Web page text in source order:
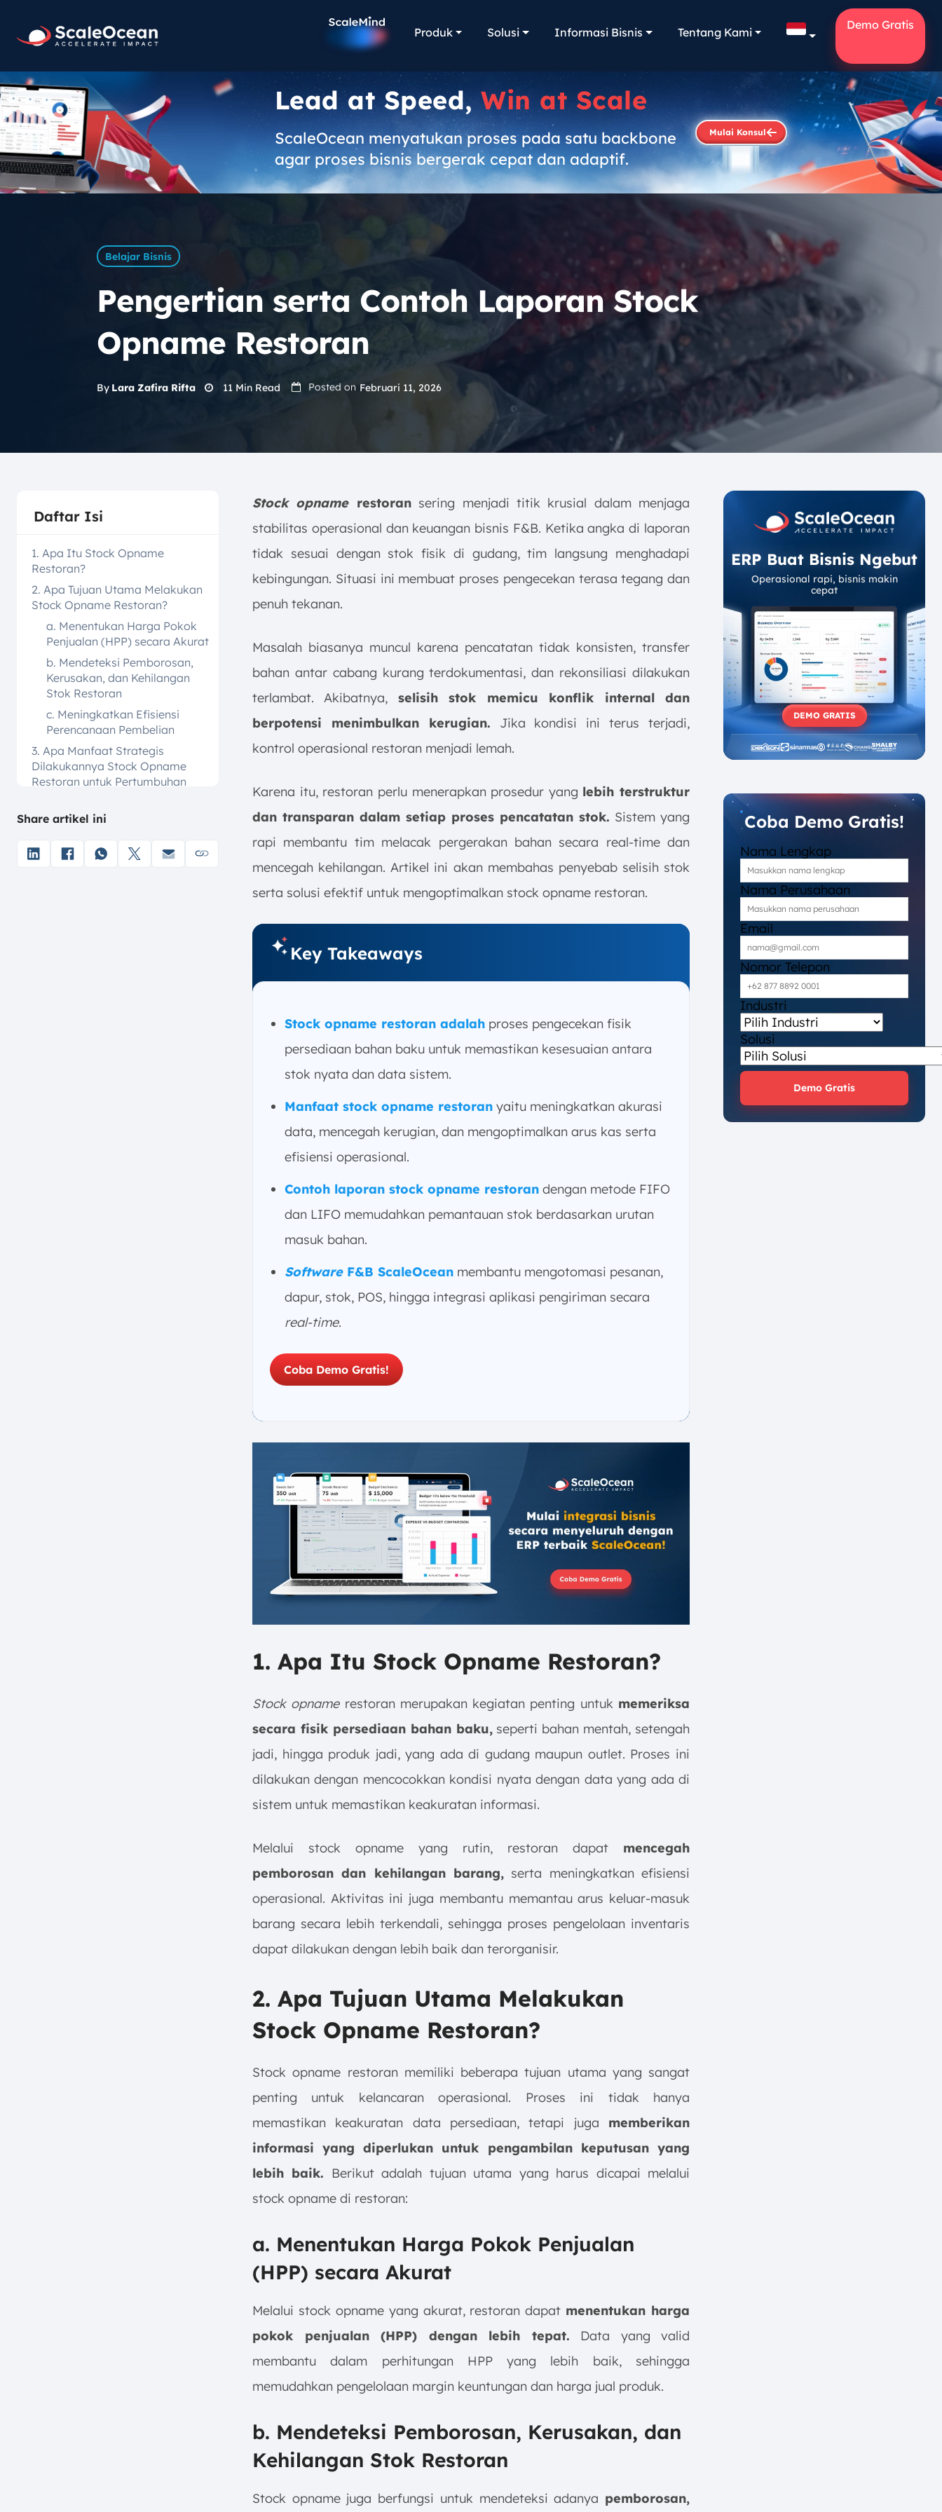
Produk Solusi Informasi Bisnis Tentang Kami
Demo Gratis
Lead at Speed,Win at Scale
ScaleOcean menyatukan proses pada satu backbone
agar proses bisnis bergerak cepat dan adaptif.
Mulai Konsul
Belajar Bisnis
Pengertian serta Contoh Laporan Stock
Opname Restoran
By Lara Zafira Rifta 11 Min Read Posted on Februari 11, 2026
Daftar Isi
1. Apa Itu Stock Opname
Restoran?
2. Apa Tujuan Utama Melakukan
Stock Opname Restoran?
a. Menentukan Harga Pokok
Penjualan (HPP) secara Akurat
b. Mendeteksi Pemborosan,
Kerusakan, dan Kehilangan
Stok Restoran
c. Meningkatkan Efisiensi
Perencanaan Pembelian
3. Apa Manfaat Strategis
Dilakukannya Stock Opname
Restoran untuk Pertumbuhan
a. Mengontrol Margin
HPP
b. Mencegah Kerugian Akibat
Share artikel ini
Stock opnamerestoransering menjadi titik krusial dalam menjaga
stabilitas operasional dan keuangan bisnis F&B. Ketika angka di laporan
tidak sesuai dengan stok fisik di gudang, tim langsung menghadapi
kebingungan. Situasi ini membuat proses pengecekan terasa tegang dan
penuh tekanan.
Masalah biasanya muncul karena pencatatan tidak konsisten, transfer
bahan antar cabang kurang terdokumentasi, dan rekonsiliasi dilakukan
terlambat. Akibatnya, selisih stok memicu konflik internal dan
berpotensi menimbulkan kerugian. Jika kondisi ini terus terjadi,
kontrol operasional restoran menjadi lemah.
Karena itu, restoran perlu menerapkan prosedur yang lebih terstruktur
dan transparan dalam setiap proses pencatatan stok. Sistem yang
rapi membantu tim melacak pergerakan bahan secara real-time dan
mencegah kehilangan. Artikel ini akan membahas penyebab selisih stok
serta solusi efektif untuk mengoptimalkan stock opname restoran.
Key Takeaways
Stock opname restoran adalah proses pengecekan fisik
persediaan bahan baku untuk memastikan kesesuaian antara
stok nyata dan data sistem.
Manfaat stock opname restoran yaitu meningkatkan akurasi
data, mencegah kerugian, dan mengoptimalkan arus kas serta
efisiensi operasional.
Contoh laporan stock opname restoran dengan metode FIFO
dan LIFO memudahkan pemantauan stok berdasarkan urutan
masuk bahan.
SoftwareF&B ScaleOcean membantu mengotomasi pesanan,
dapur, stok, POS, hingga integrasi aplikasi pengiriman secara
real-time.
Coba Demo Gratis!
1. Apa Itu Stock Opname Restoran?
Stock opnamerestoran merupakan kegiatan penting untuk memeriksa
secara fisik persediaan bahan baku,seperti bahan mentah, setengah
jadi, hingga produk jadi, yang ada di gudang maupun outlet. Proses ini
dilakukan dengan mencocokkan kondisi nyata dengan data yang ada di
sistem untuk memastikan keakuratan informasi.
Melalui stock opname yang rutin, restoran dapat mencegah
pemborosan dan kehilangan barang, serta meningkatkan efisiensi
operasional. Aktivitas ini juga membantu memantau arus keluar-masuk
barang secara lebih terkendali, sehingga proses pengelolaan inventaris
dapat dilakukan dengan lebih baik dan terorganisir.
2. Apa Tujuan Utama Melakukan
Stock Opname Restoran?
Stock opname restoran memiliki beberapa tujuan utama yang sangat
penting untuk kelancaran operasional. Proses ini tidak hanya
memastikan keakuratan data persediaan, tetapi juga memberikan
informasi yang diperlukan untuk pengambilan keputusan yang
lebih baik. Berikut adalah tujuan utama yang harus dicapai melalui
stock opname di restoran:
a. Menentukan Harga Pokok Penjualan
(HPP) secara Akurat
Melalui stock opname yang akurat, restoran dapat menentukan harga
pokok penjualan (HPP) dengan lebih tepat. Data yang valid
membantu dalam perhitungan HPP yang lebih baik, sehingga
memudahkan pengelolaan margin keuntungan dan harga jual produk.
b. Mendeteksi Pemborosan, Kerusakan, dan
Kehilangan Stok Restoran
Stock opname juga berfungsi untuk mendeteksi adanya pemborosan,
ERP Buat Bisnis Ngebut
Operasional rapi, bisnis makin
cepat
DEMO GRATIS
Coba Demo Gratis!
Nama Lengkap
Nama Perusahaan
Email
Nomor Telepon
Industri
Solusi
Demo Gratis